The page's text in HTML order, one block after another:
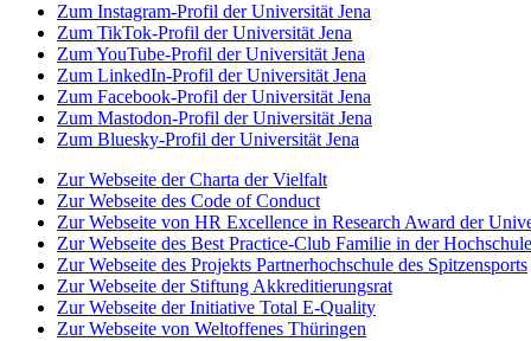
Zum Instagram-Profil der Universität Jena
Zum TikTok-Profil der Universität Jena
Zum YouTube-Profil der Universität Jena
Zum LinkedIn-Profil der Universität Jena
Zum Facebook-Profil der Universität Jena
Zum Mastodon-Profil der Universität Jena
Zum Bluesky-Profil der Universität Jena
Zur Webseite der Charta der Vielfalt
Zur Webseite des Code of Conduct
Zur Webseite von HR Excellence in Research Award der
Zur Webseite des Best Practice-Club Familie in der Hochschule
Zur Webseite des Projekts Partnerhochschule des Spitzensports
Zur Webseite der Stiftung Akkreditierungsrat
Zur Webseite der Initiative Total E-Quality
Zur Webseite von Weltoffenes Thüringen